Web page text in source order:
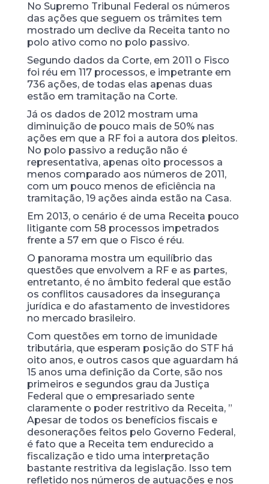
No Supremo Tribunal Federal os números
das ações que seguem os trâmites tem
mostrado um declive da Receita tanto no
polo ativo como no polo passivo.
Segundo dados da Corte, em 2011 o Fisco
foi réu em 117 processos, e impetrante em
736 ações, de todas elas apenas duas
estão em tramitação na Corte.
Já os dados de 2012 mostram uma
diminuição de pouco mais de 50% nas
ações em que a RF foi a autora dos pleitos.
No polo passivo a redução não é
representativa, apenas oito processos a
menos comparado aos números de 2011,
com um pouco menos de eficiência na
tramitação, 19 ações ainda estão na Casa.
Em 2013, o cenário é de uma Receita pouco
litigante com 58 processos impetrados
frente a 57 em que o Fisco é réu.
O panorama mostra um equilíbrio das
questões que envolvem a RF e as partes,
entretanto, é no âmbito federal que estão
os conflitos causadores da insegurança
jurídica e do afastamento de investidores
no mercado brasileiro.
Com questões em torno de imunidade
tributária, que esperam posição do STF há
oito anos, e outros casos que aguardam há
15 anos uma definição da Corte, são nos
primeiros e segundos grau da Justiça
Federal que o empresariado sente
claramente o poder restritivo da Receita, ”
Apesar de todos os benefícios fiscais e
desonerações feitos pelo Governo Federal,
é fato que a Receita tem endurecido a
fiscalização e tido uma interpretação
bastante restritiva da legislação. Isso tem
refletido nos números de autuações e nos